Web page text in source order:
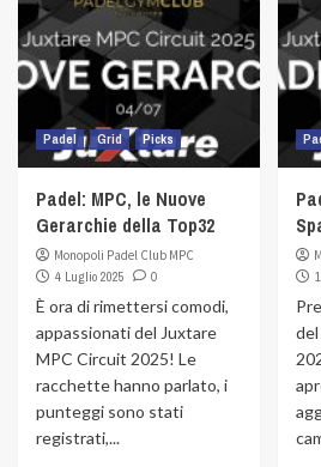
Padel Grid Picks
Padel: MPC, le Nuove
Gerarchie della Top32
Monopoli Padel Club MPC
4 Luglio 2025
0
È ora di rimettersi comodi,
appassionati del Juxtare
MPC Circuit 2025! Le
racchette hanno parlato, i
punteggi sono stati
registrati,...